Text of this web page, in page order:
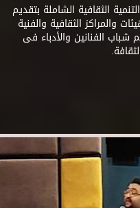
الثقافية الشاملة بتقديم
والمراكز الثقافية والفنية
الفنانين والأدباء فى